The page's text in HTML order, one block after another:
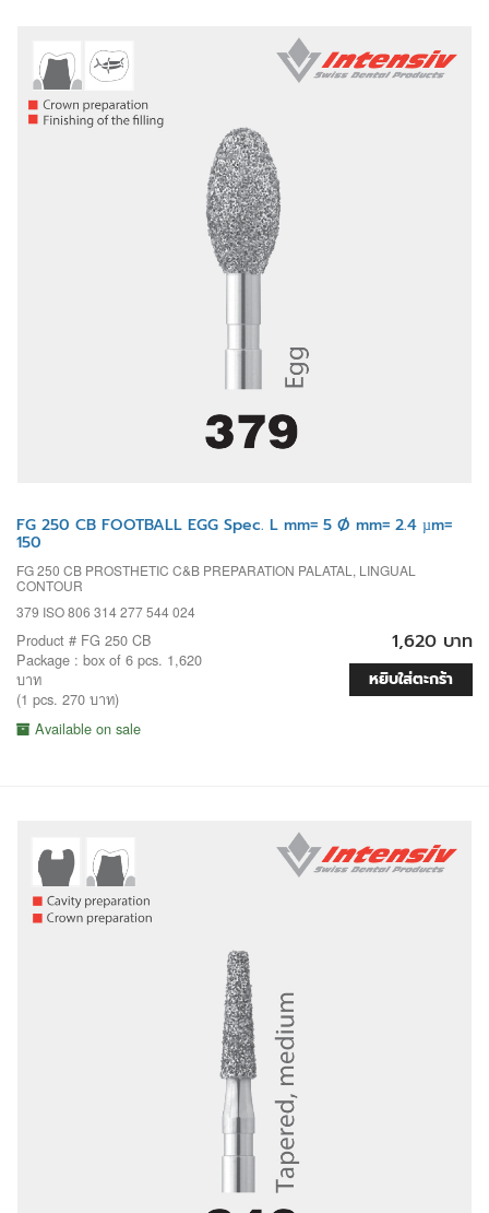
FG 250 CB FOOTBALL EGG Spec. L mm= 5 Ø mm= 2.4 µm=
150
FG 250 CB PROSTHETIC C&B PREPARATION PALATAL, LINGUAL
CONTOUR
379 ISO 806 314 277 544 024
Product # FG 250 CB
Package : box of 6 pcs. 1,620
บาท
(1 pcs. 270 บาท)
Available on sale
1,620 บาท
หยิบใส่ตะกร้า